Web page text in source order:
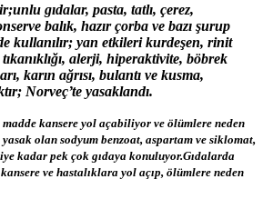
gıdalar, pasta, tatlı, çerez,
balık, hazır çorba ve bazı şurup
kullanılır; yan etkileri kurdeşen, rinit
alerji, hiperaktivite, böbrek
karın ağrısı, bulantı ve kusma,
Norveç’te yasaklandı.
kansere yol açabiliyor ve ölümlere neden
olan sodyum benzoat, aspartam ve siklomat,
kadar pek çok gıdaya konuluyor.Gıdalarda
ve hastalıklara yol açıp, ölümlere neden